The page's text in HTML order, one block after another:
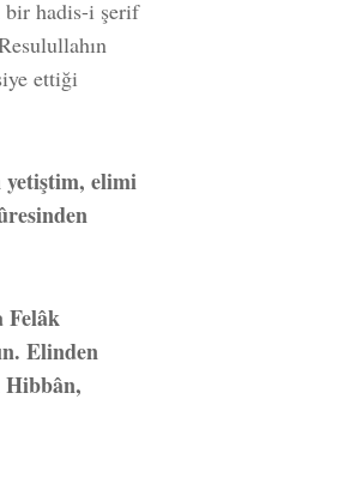
bir hadis-i şerif
ettiği
yetiştim, elimi
Felâk
Elinden
Hibbân,